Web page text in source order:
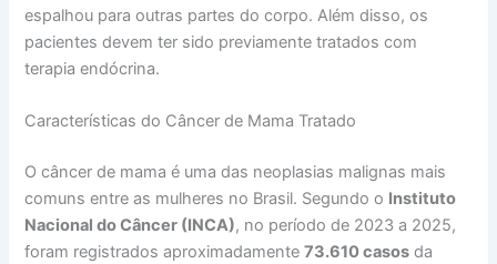
espalhou para outras partes do corpo. Além disso, os
pacientes devem ter sido previamente tratados com
terapia endócrina.
Características do Câncer de Mama Tratado
O câncer de mama é uma das neoplasias malignas mais
comuns entre as mulheres no Brasil. Segundo o Instituto
Nacional do Câncer (INCA), no período de 2023 a 2025,
foram registrados aproximadamente73.610 casos da